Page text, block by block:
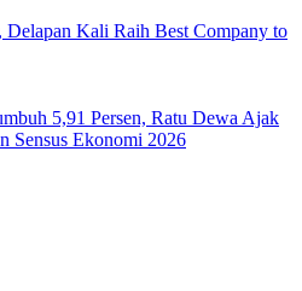
Delapan Kali Raih Best Company to
5,91 Persen, Ratu Dewa Ajak
Sensus Ekonomi 2026